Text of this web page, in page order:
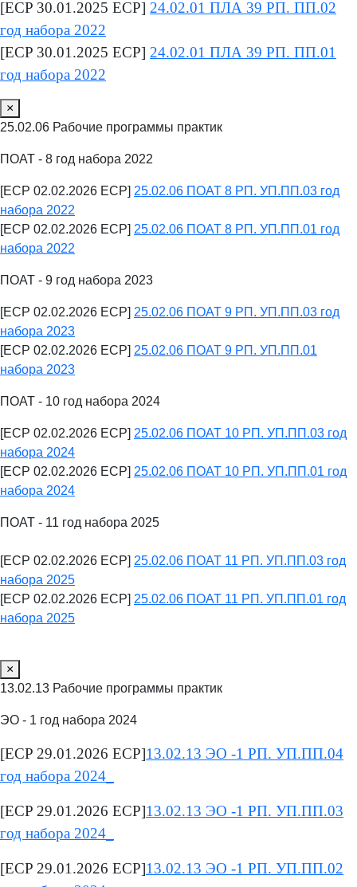
[ECP 30.01.2025 ECP] 24.02.01 ПЛА 39 РП. ПП.02
год набора 2022
[ECP 30.01.2025 ECP] 24.02.01 ПЛА 39 РП. ПП.01
год набора 2022
×
25.02.06 Рабочие программы практик
ПОАТ - 8 год набора 2022
[ECP 02.02.2026 ECP] 25.02.06 ПОАТ 8 РП. УП.ПП.03 год
набора 2022
[ECP 02.02.2026 ECP] 25.02.06 ПОАТ 8 РП. УП.ПП.01 год
набора 2022
ПОАТ - 9 год набора 2023
[ECP 02.02.2026 ECP] 25.02.06 ПОАТ 9 РП. УП.ПП.03 год
набора 2023
[ECP 02.02.2026 ECP] 25.02.06 ПОАТ 9 РП. УП.ПП.01
набора 2023
ПОАТ - 10 год набора 2024
[ECP 02.02.2026 ECP] 25.02.06 ПОАТ 10 РП. УП.ПП.03 год
набора 2024
[ECP 02.02.2026 ECP] 25.02.06 ПОАТ 10 РП. УП.ПП.01 год
набора 2024
ПОАТ - 11 год набора 2025
[ECP 02.02.2026 ECP] 25.02.06 ПОАТ 11 РП. УП.ПП.03 год
набора 2025
[ECP 02.02.2026 ECP] 25.02.06 ПОАТ 11 РП. УП.ПП.01 год
набора 2025
×
13.02.13 Рабочие программы практик
ЭО - 1 год набора 2024
[ECP 29.01.2026 ECP]13.02.13 ЭО -1 РП. УП.ПП.04
год набора 2024_
[ECP 29.01.2026 ECP]13.02.13 ЭО -1 РП. УП.ПП.03
год набора 2024_
[ECP 29.01.2026 ECP]13.02.13 ЭО -1 РП. УП.ПП.02